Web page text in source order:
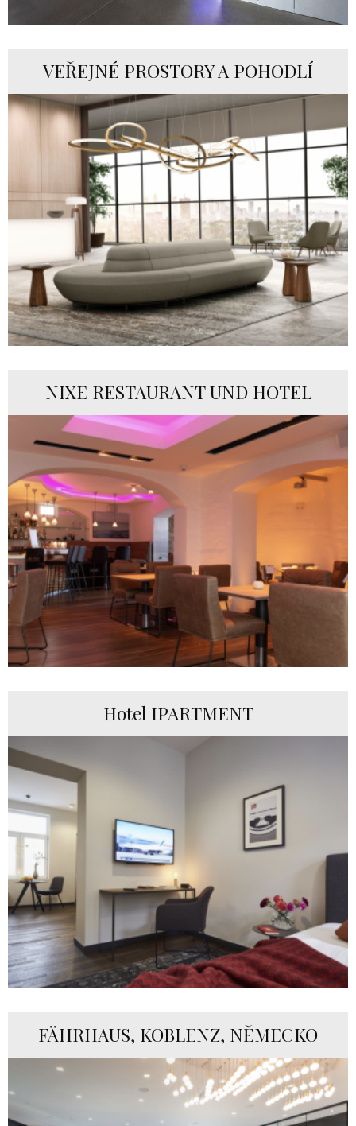
VEŘEJNÉ PROSTORY A POHODLÍ
NIXE RESTAURANT UND HOTEL
Hotel IPARTMENT
FÄHRHAUS, KOBLENZ, NĚMECKO